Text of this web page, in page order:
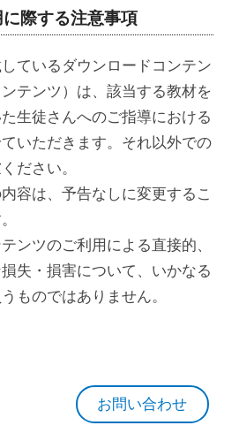
際する注意事項
ているダウンロードコンテン
テンツ）は、該当する教材を
生徒さんへのご指導における
いただきます。それ以外での
ださい。
容は、予告なしに変更するこ
ンツのご利用による直接的、
失・損害について、いかなる
ものではありません。
お問い合わせ